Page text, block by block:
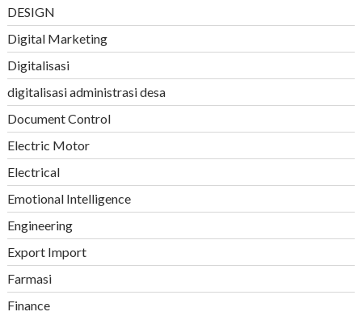
DESIGN
Digital Marketing
Digitalisasi
digitalisasi administrasi desa
Document Control
Electric Motor
Electrical
Emotional Intelligence
Engineering
Export Import
Farmasi
Finance